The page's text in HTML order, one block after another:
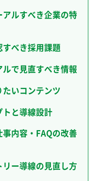
ルすべき企業の特
べき採用課題
で見直すべき情報
いコンテンツ
と導線設計
内容・FAQの改善
ー導線の見直し方